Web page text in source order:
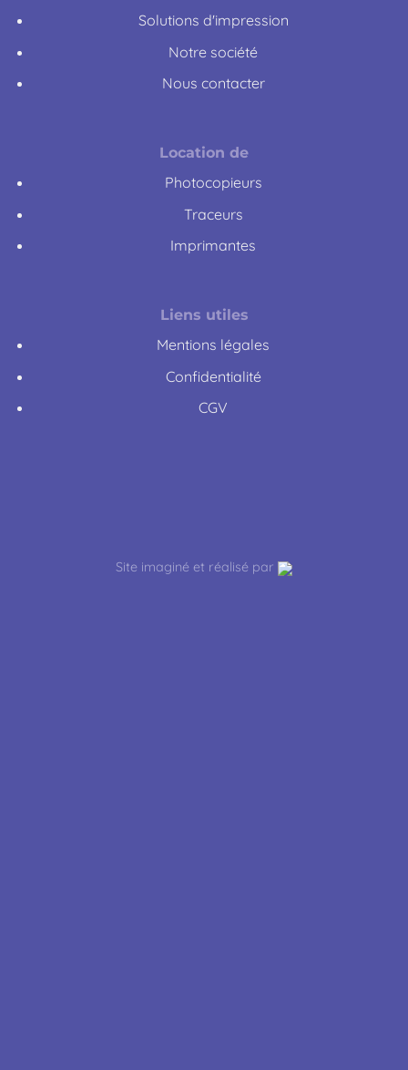
Solutions d'impression
Notre société
Nous contacter
Location de
Photocopieurs
Traceurs
Imprimantes
Liens utiles
Mentions légales
Confidentialité
CGV
Site imaginé et réalisé par